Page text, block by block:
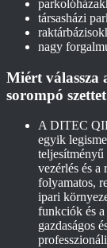
társasházi
nagy
Miért
sorompó
A DITEC
egyik
vezérlés és a
folyamatos,
ipari
funkciók és a
gazdaságos